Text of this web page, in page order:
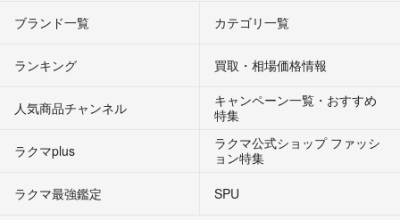
ブランド一覧 カテゴリ一覧
ランキング 買取・相場価格情報
人気商品チャンネル
キャンペーン一覧・おすすめ
特集
ラクマplus
ラクマ公式ショップ ファッシ
ョン特集
ラクマ最強鑑定
SPU